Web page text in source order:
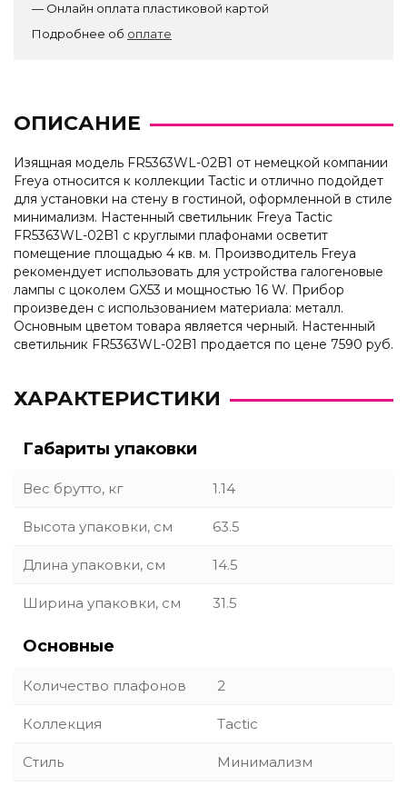
— Онлайн оплата пластиковой картой
Подробнее об оплате
ОПИСАНИЕ
Изящная модель FR5363WL-02B1 от немецкой компании
Freya относится к коллекции Tactic и отлично подойдет
для установки на стену в гостиной, оформленной в стиле
минимализм. Настенный светильник Freya Tactic
FR5363WL-02B1 с круглыми плафонами осветит
помещение площадью 4 кв. м. Производитель Freya
рекомендует использовать для устройства галогеновые
лампы с цоколем GX53 и мощностью 16 W. Прибор
произведен с использованием материала: металл.
Основным цветом товара является черный. Настенный
светильник FR5363WL-02B1 продается по цене 7590 руб.
ХАРАКТЕРИСТИКИ
Габариты упаковки
Вес брутто, кг 1.14
Высота упаковки, см 63.5
Длина упаковки, см 14.5
Ширина упаковки, см 31.5
Основные
Количество плафонов 2
Коллекция Tactic
Стиль Минимализм